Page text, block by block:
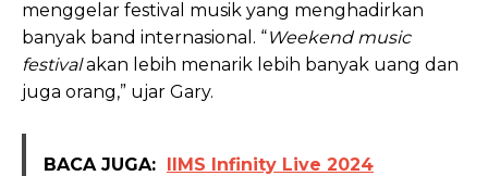
menggelar festival musik yang menghadirkan
banyak band internasional. “Weekend music
festivalakan lebih menarik lebih banyak uang dan
juga orang,” ujar Gary.
BACA JUGA: IIMS Infinity Live 2024